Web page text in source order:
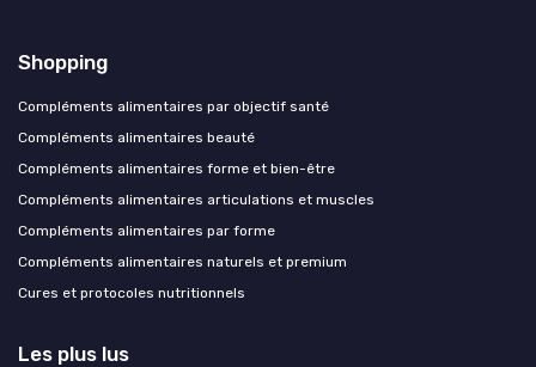
Shopping
Compléments alimentaires par objectif santé
Compléments alimentaires beauté
Compléments alimentaires forme et bien-être
Compléments alimentaires articulations et muscles
Compléments alimentaires par forme
Compléments alimentaires naturels et premium
Cures et protocoles nutritionnels
Les plus lus